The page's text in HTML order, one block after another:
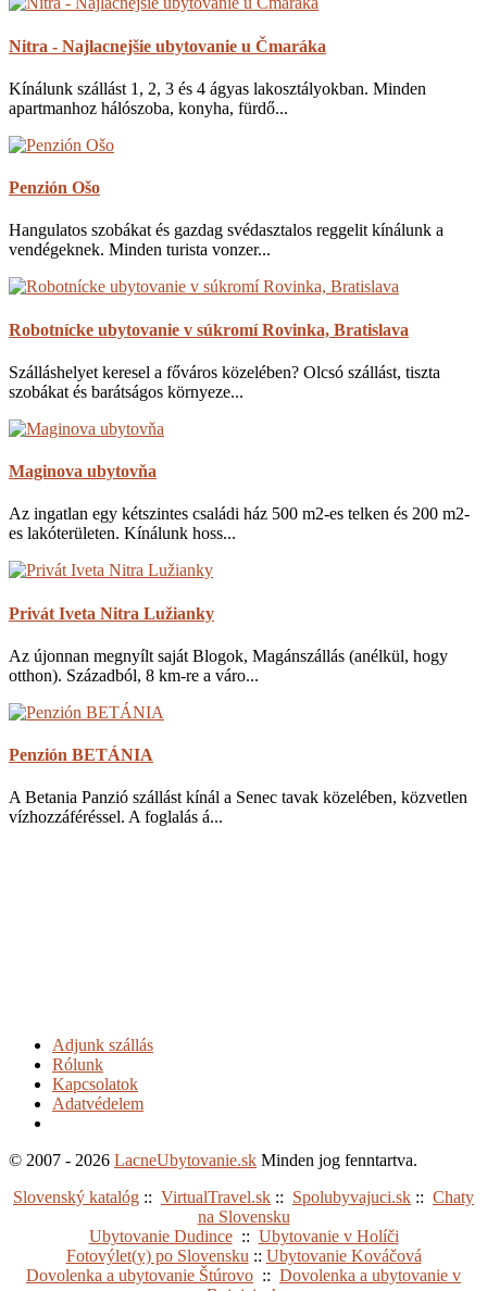
Nitra - Najlacnejšie ubytovanie u Čmaráka
Kínálunk szállást 1, 2, 3 és 4 ágyas lakosztályokban. Minden
apartmanhoz hálószoba, konyha, fürdő...
Penzión Ošo
Hangulatos szobákat és gazdag svédasztalos reggelit kínálunk a
vendégeknek. Minden turista vonzer...
Robotnícke ubytovanie v súkromí Rovinka, Bratislava
Szálláshelyet keresel a főváros közelében? Olcsó szállást, tiszta
szobákat és barátságos környeze...
Maginova ubytovňa
Az ingatlan egy kétszintes családi ház 500 m2-es telken és 200 m2-
es lakóterületen. Kínálunk hoss...
Privát Iveta Nitra Lužianky
Az újonnan megnyílt saját Blogok, Magánszállás (anélkül, hogy
otthon). Századból, 8 km-re a váro...
Penzión BETÁNIA
A Betania Panzió szállást kínál a Senec tavak közelében, közvetlen
vízhozzáféréssel. A foglalás á...
Adjunk szállás
Rólunk
Kapcsolatok
Adatvédelem
© 2007 - 2026 LacneUbytovanie.sk Minden jog fenntartva.
Slovenský katalóg :: VirtualTravel.sk :: Spolubyvajuci.sk :: Chaty
na Slovensku
Ubytovanie Dudince :: Ubytovanie v Holíči
Fotovýlet(y) po Slovensku:: Ubytovanie Kováčová
Dovolenka a ubytovanie Štúrovo :: Dovolenka a ubytovanie v